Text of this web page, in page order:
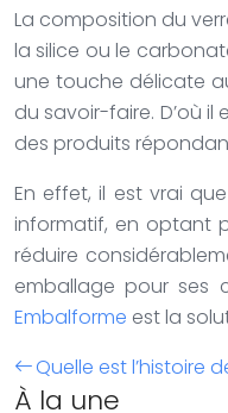
La composition du
la silice ou le
une touche délicate
du savoir-faire. D’où
des produits
En effet, il est vrai
informatif, en optant
réduire
emballage pour ses
Embalforme est la
Quelle est l’histoire
À la une